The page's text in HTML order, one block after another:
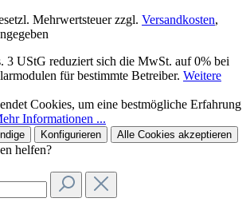
Mehrwertsteuer zzgl. Versandkosten,
3 UStG reduziert sich die MwSt. auf 0% bei
für bestimmte Betreiber. Weitere
Cookies, um eine bestmögliche Erfahrung
Informationen ...
Konfigurieren Alle Cookies akzeptieren
helfen?